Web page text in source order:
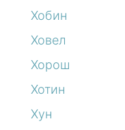
Хобин
Ховел
Хорош
Хотин
Хун